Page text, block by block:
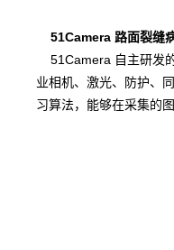
51Camera 路面裂缝
51Camera 自主研发
业相机、激光、防护、
习算法，能够在采集的